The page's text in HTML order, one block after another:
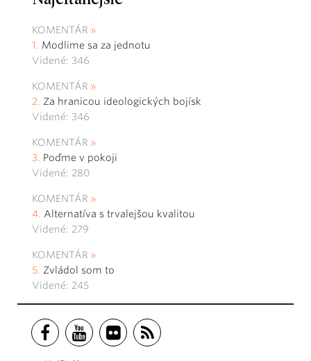
KOMENTÁR
Modlime sa za jednotu
Videné: 346
KOMENTÁR
Za hranicou ideologických bojísk
Videné: 346
KOMENTÁR
Poďme v pokoji
Videné: 280
KOMENTÁR
Alternatíva s trvalejšou kvalitou
Videné: 279
KOMENTÁR
Zvládol som to
Videné: 245